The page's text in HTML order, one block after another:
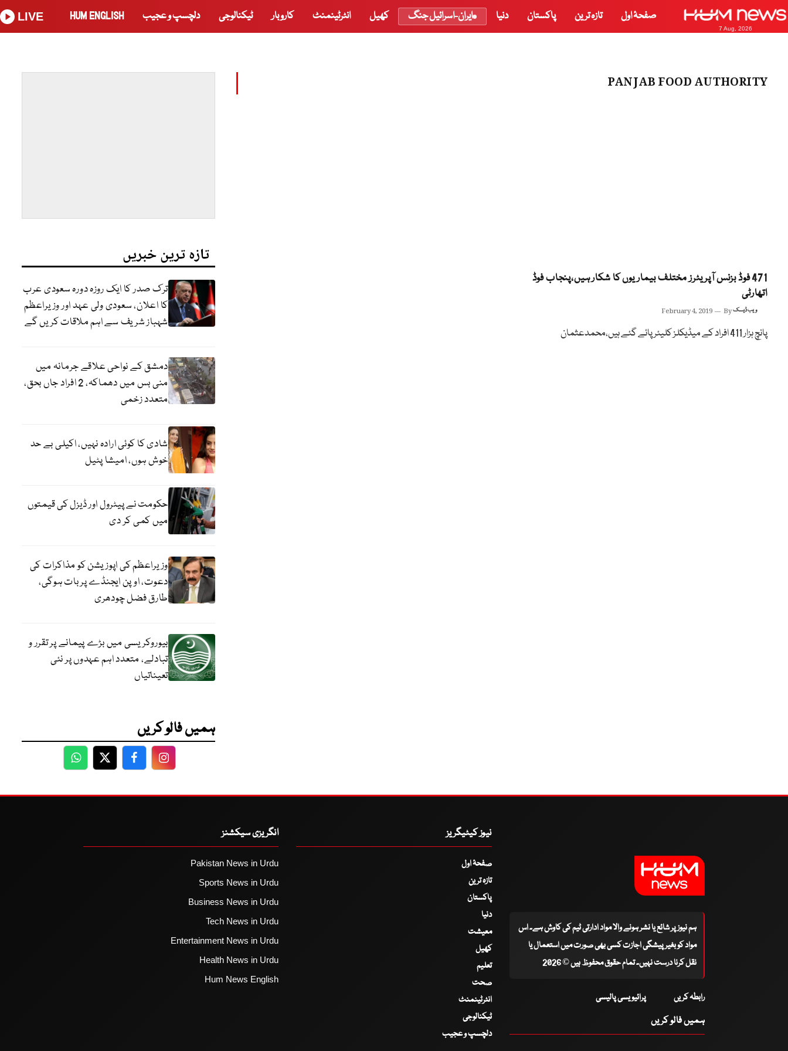
7 Aug, 2026
صفحۂ اول تازہ ترین پاکستان دنیا ایران-اسرائیل جنگ کھیل انٹرٹینمنٹ کاروبار ٹیکنالوجی دلچسپ و عجیب HUM ENGLISH
LIVE
PANJAB FOOD AUTHORITY
471 فوڈ بزنس آپریٹرز مختلف بیماریوں کا شکار ہیں،پنجاب فوڈ
اتھارٹی
February 4, 2019 Byویب ڈیسک
پانچ ہزار 411 افراد کے میڈیکلز کلیئر پائے گئے ہیں،محمدعثمان
تازہ ترین خبریں
ترک صدر کا ایک روزہ دورہ سعودی عرب
کا اعلان، سعودی ولی عہد اور وزیراعظم
شہباز شریف سے اہم ملاقات کریں گے
دمشق کے نواحی علاقے جرمانہ میں
منی بس میں دھماکہ، 2 افراد جاں بحق،
متعدد زخمی
شادی کا کوئی ارادہ نہیں، اکیلی بے حد
خوش ہوں، امیشا پٹیل
حکومت نے پیٹرول اور ڈیزل کی قیمتوں
میں کمی کر دی
وزیراعظم کی اپوزیشن کو مذاکرات کی
دعوت، اوپن ایجنڈے پر بات ہوگی،
طارق فضل چودھری
بیوروکریسی میں بڑے پیمانے پر تقرر و
تبادلے، متعدد اہم عہدوں پر نئی
تعیناتیاں
ہمیں فالو کریں
WhatsApp
TwitterFacebookFacebook
ہم نیوز پر شائع یا نشر ہونے والا مواد ادارتی ٹیم کی کاوش ہے۔ اس
مواد کو بغیر پیشگی اجازت کسی بھی صورت میں استعمال یا
نقل کرنا درست نہیں۔ تمام حقوق محفوظ ہیں © 2026
رابطہ کریں پرائیویسی پالیسی
ہمیں فالو کریں
نیوز کیٹیگریز
صفحۂ اول
تازہ ترین
پاکستان
دنیا
معیشت
کھیل
تعلیم
صحت
انٹرٹینمنٹ
ٹیکنالوجی
دلچسپ و عجیب
انگریزی سیکشنز
Pakistan News in Urdu
Sports News in Urdu
Business News in Urdu
Tech News in Urdu
Entertainment News in Urdu
Health News in Urdu
Hum News English